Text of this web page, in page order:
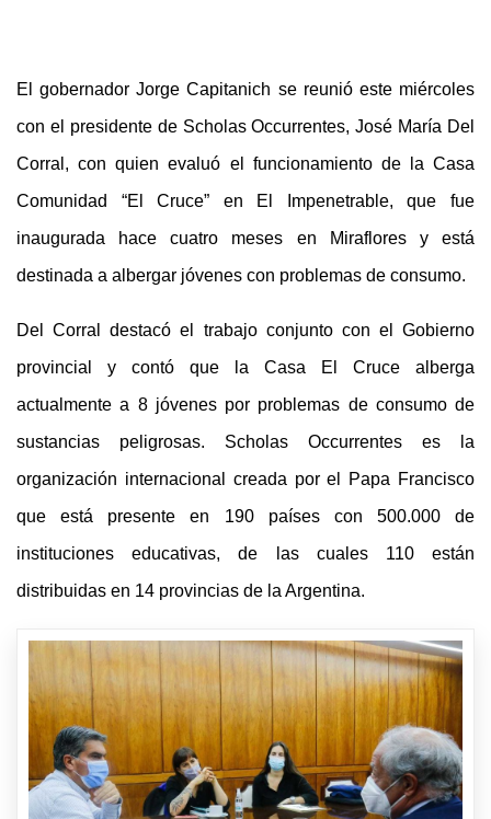
El gobernador Jorge Capitanich se reunió este miércoles
con el presidente de Scholas Occurrentes, José María Del
Corral, con quien evaluó el funcionamiento de la Casa
Comunidad “El Cruce” en El Impenetrable, que fue
inaugurada hace cuatro meses en Miraflores y está
destinada a albergar jóvenes con problemas de consumo.
Del Corral destacó el trabajo conjunto con el Gobierno
provincial y contó que la Casa El Cruce alberga
actualmente a 8 jóvenes por problemas de consumo de
sustancias peligrosas. Scholas Occurrentes es la
organización internacional creada por el Papa Francisco
que está presente en 190 países con 500.000 de
instituciones educativas, de las cuales 110 están
distribuidas en 14 provincias de la Argentina.